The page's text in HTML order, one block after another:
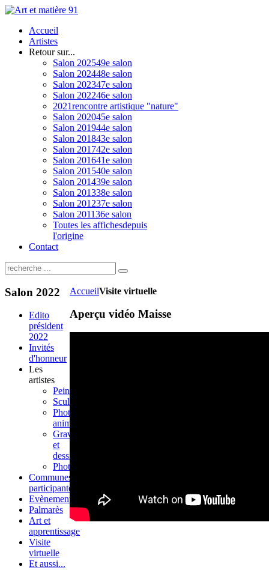
Accueil
Artistes
Retour sur...
Salon 202549e salon
Salon 202448e salon
Salon 202347e salon
Salon 202246e salon
2021rencontre artistique "nature"
Salon 202045e salon
Salon 201944e salon
Salon 201843e salon
Salon 201742e salon
Salon 201641e salon
Salon 201540e salon
Salon 201439e salon
Salon 201338e salon
Salon 201237e salon
Salon 201136e salon
Toutes les affichesdepuis
l'origine
Contact
AccueilVisite virtuelle
Aperçu vidéo Maisse
Salon 2022
Edito
président
2022
Invités
d'honneur
Les
artistes
Peinture
Sculpture
Photo
animalière
Gravure
et
dessin
Photographie
Communes
participantes
Evènements
Palmarès
Art et
apprentissage
Visite
virtuelle
Et aussi...